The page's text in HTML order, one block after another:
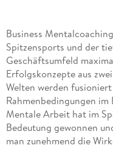
Business
Spitzensports und der
Geschäftsumfeld
Erfolgskonzepte aus
Welten werden
Rahmenbedingungen
Mentale Arbeit hat im
Bedeutung gewonnen
man zunehmend die